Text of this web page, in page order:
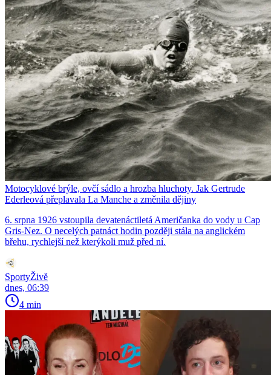
Motocyklové brýle, ovčí sádlo a hrozba hluchoty. Jak Gertrude
Ederleová přeplavala La Manche a změnila dějiny
6. srpna 1926 vstoupila devatenáctiletá Američanka do vody u Cap
Gris-Nez. O necelých patnáct hodin později stála na anglickém
břehu, rychlejší než kterýkoli muž před ní.
SportyŽivě
dnes, 06:39
4 min